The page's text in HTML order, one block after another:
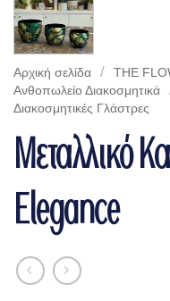
Αρχική σελίδα /
THE
Aνθοπωλείο Διακοσμητικά
Διακοσμητικές Γλάστρες
Μεταλλικό
Elegance